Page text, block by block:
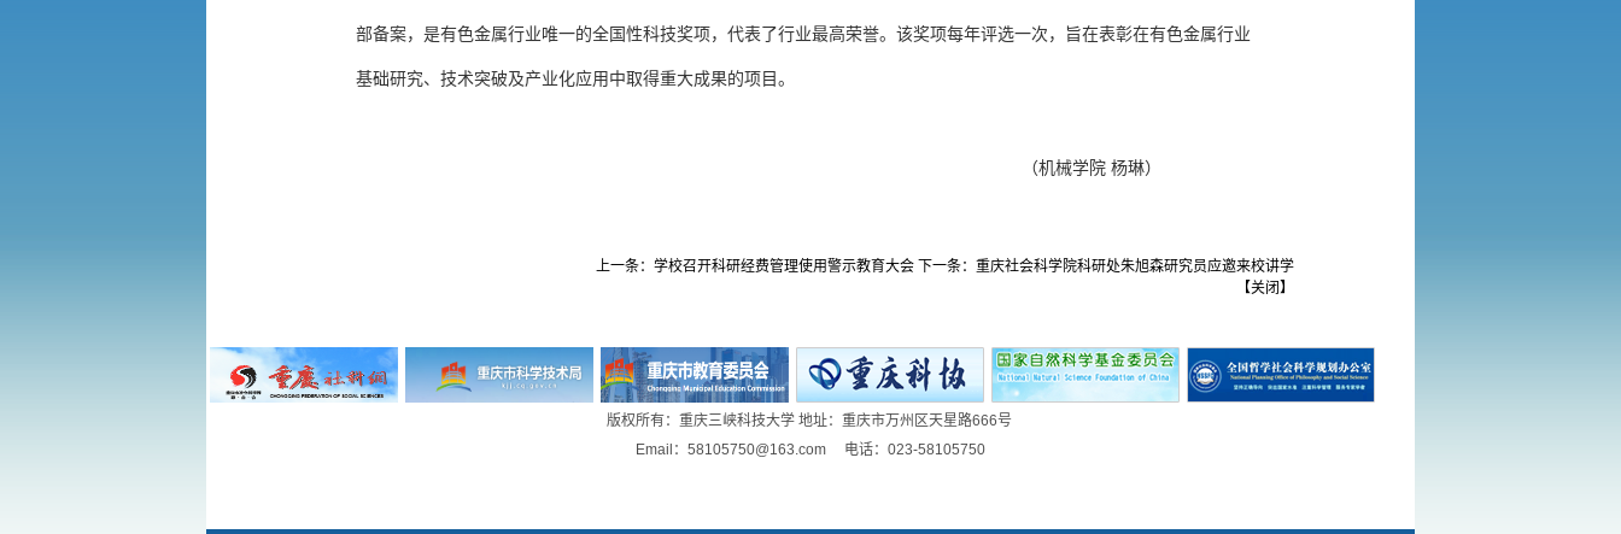
部备案，是有色金属行业唯一的全国性科技奖项，代表了行业最高荣誉。该奖项每年评选一次，旨在表彰在有色金属行业
基础研究、技术突破及产业化应用中取得重大成果的项目。
（机械学院 杨琳）
上一条：学校召开科研经费管理使用警示教育大会 下一条：重庆社会科学院科研处朱旭森研究员应邀来校讲学
【关闭】
版权所有： 重庆三峡科技大学 地址：重庆市万州区天星路666号
Email： 58105750@163.com 电话：023-58105750